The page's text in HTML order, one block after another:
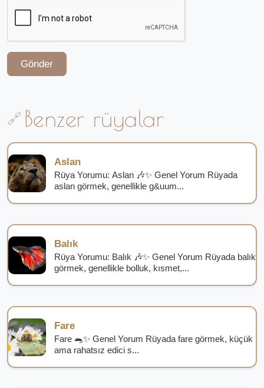
Gönder
Benzer rüyalar
Aslan
Rüya Yorumu: Aslan 🎶✨ Genel Yorum Rüyada
aslan görmek, genellikle g&uum...
Balık
Rüya Yorumu: Balık 🎶✨ Genel Yorum Rüyada balık
görmek, genellikle bolluk, kısmet,...
Fare
Fare 🐀✨ Genel Yorum Rüyada fare görmek, küçük
ama rahatsız edici s...